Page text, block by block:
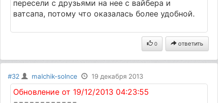
пересели с друзьями на нее с вайбера и
ватсапа, потому что оказалась более удобной.
0 ответить
#32 malchik-solnce 19 декабря 2013
Обновление от 19/12/2013 04:23:55